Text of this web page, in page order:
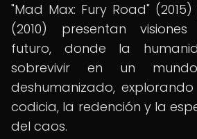
"Mad Max: Fury Road" (2015)
(2010) presentan
futuro, donde la
sobrevivir en un
deshumanizado,
codicia, la redención y la
del caos.